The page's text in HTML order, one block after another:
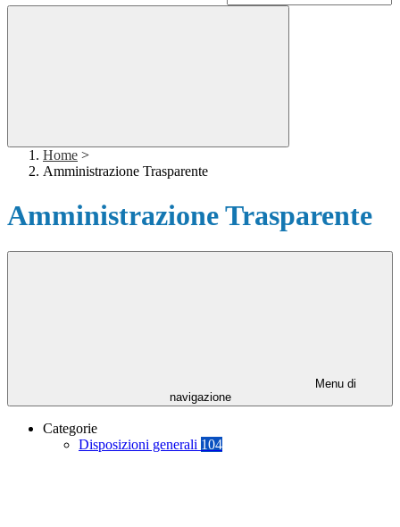
Home >
Amministrazione Trasparente
Amministrazione Trasparente
Menu di
navigazione
Categorie
Disposizioni generali 104